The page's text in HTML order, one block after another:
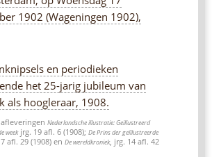
1902 (Wageningen 1902),
en periodieken
het 25-jarig jubileum van
als hoogleraar, 1908.
Nederlandsche illustratie: Geillustreerd
weekjrg. 19 afl. 6 (1908); De Prins der geïllustreerde
afl. 29 (1908) en De wereldkroniek, jrg. 14 afl. 42